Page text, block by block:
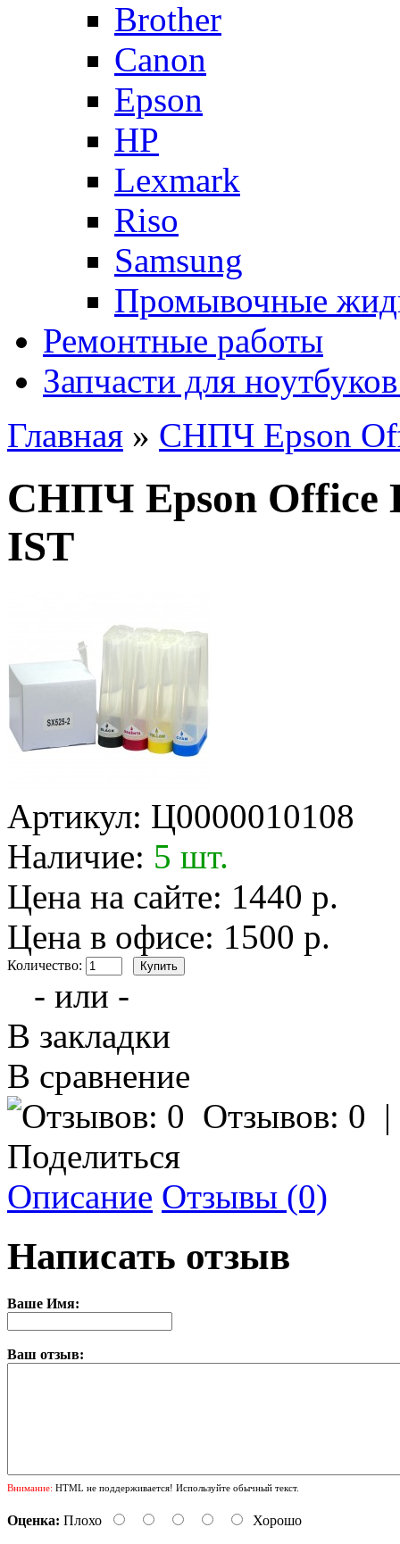
Brother
Canon
Epson
HP
Lexmark
Riso
Samsung
Промывочные
Ремонтные работы
Запчасти для
Главная » СНПЧ Epson
СНПЧ Epson Office
IST
Артикул: Ц0000010108
Наличие: 5 шт.
Цена на сайте: 1440 р.
Цена в офисе: 1500 р.
Количество:
- или -
В закладки
В сравнение
Отзывов: 0
Поделиться
Описание Отзывы (0)
Написать отзыв
Ваше Имя:
Ваш отзыв:
Внимание: HTML не поддерживается! Используйте обычный текст.
Оценка: Плохо Хорошо